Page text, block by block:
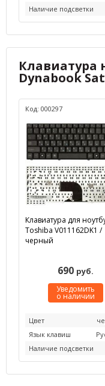
Наличие подсветки
Клавиатура
Dynabook
Код: 000297
Клавиатура для
Toshiba V011162DK1 /
черный
690 руб.
Уведомить
о наличии
Цвет
Язык клавиш
Наличие подсветки